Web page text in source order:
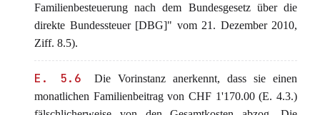
Familienbesteuerung nach dem Bundesgesetz über die
direkte Bundessteuer [DBG]" vom 21. Dezember 2010,
Ziff. 8.5).
E. 5.6
Die Vorinstanz anerkennt, dass sie einen
monatlichen Familienbeitrag von CHF 1'170.00 (E. 4.3.)